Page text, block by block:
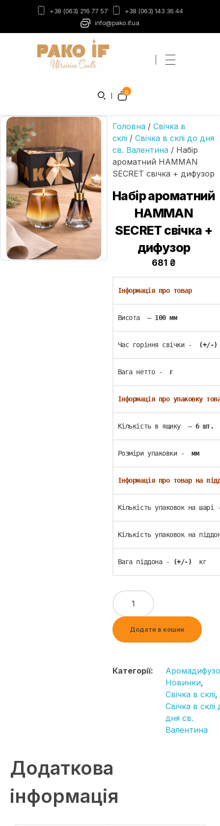
+38 (063) 216 77 57
+38 (063) 143 36 44
info@pako.if.ua
0
Головна/ Свічка в
склі/ Свічка в склі до дня
св. Валентина/ Набір
ароматний HAMMAN
SECRET свічка + дифузор
Набір ароматний
HAMMAN
SECRET свічка +
дифузор
681 ₴
Інформація про товар
Висота  – 100 мм
Час горіння свічки - (+/-)
Вага нетто - г
Інформація про упаковку
Кількість в ящику  – 6 шт.
Розміри упаковки - мм
Інформація про товар на
Кількість упаковок на шарі
Кількість упаковок на
Вага піддона - (+/-) кг
Додати в кошик
Категорії:
Новинки,
Свічка в склі,
Свічка в склі
дня св.
Валентина
Додаткова
інформація